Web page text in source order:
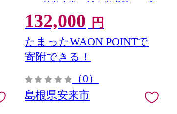
60kg 精米 白米 ご飯 お米 美味しい 安
心 安全 沼田米穀店 島根県 安来市】
【132-NB-08】
132,000 円
たまったWAON POINTで
寄附できる！
（0）
島根県安来市